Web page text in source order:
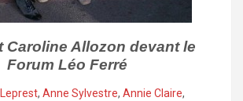
Caroline Allozon devant le
Forum Léo Ferré
, Anne Sylvestre, Annie Claire,